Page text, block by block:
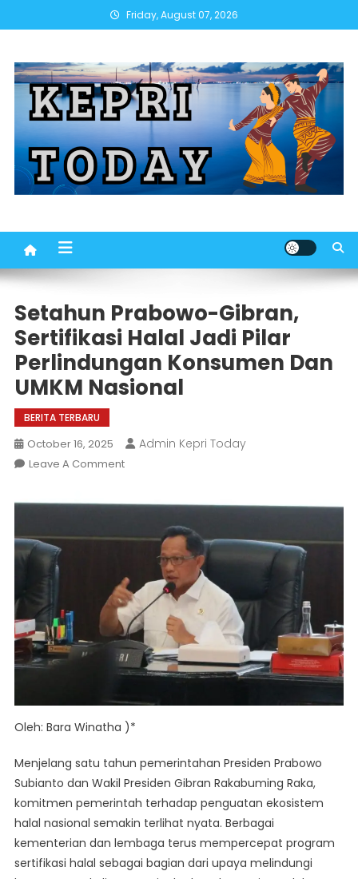
to
Friday, August 07, 2026
Setahun Prabowo-Gibran,
Sertifikasi Halal Jadi Pilar
Perlindungan Konsumen Dan
UMKM Nasional
BERITA TERBARU
October 16, 2025 Admin Kepri Today
Leave A CommentOn
Prabowo-
Sertifikasi
Jadi
Pilar
Perlindungan
Konsumen
Dan
UMKM
Oleh: Bara Winatha )*
Menjelang satu tahun pemerintahan Presiden Prabowo
Subianto dan Wakil Presiden Gibran Rakabuming Raka,
komitmen pemerintah terhadap penguatan ekosistem
halal nasional semakin terlihat nyata. Berbagai
kementerian dan lembaga terus mempercepat program
sertifikasi halal sebagai bagian dari upaya melindungi